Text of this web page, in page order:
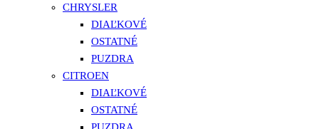
CHRYSLER
DIAĽKOVÉ
OSTATNÉ
PUZDRA
CITROEN
DIAĽKOVÉ
OSTATNÉ